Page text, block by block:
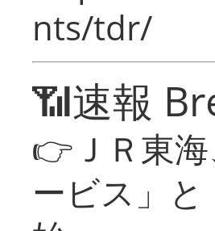
nts/tdr/
📶速報
👉ＪＲ東
ービス」